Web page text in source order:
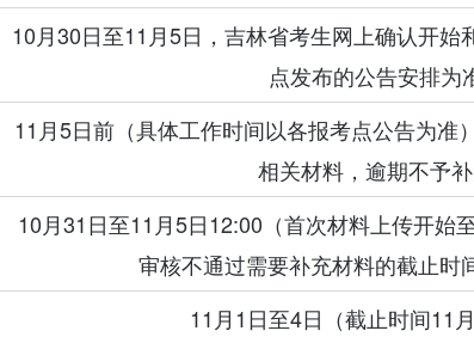
10月30日至11月5日，吉林省考生网上确认开始
点发布的公告安排为
11月5日前（具体工作时间以各报考点公告为准
相关材料，逾期不予补
10月31日至11月5日12:00（首次材料上传开始
审核不通过需要补充材料的截止时
11月1日至4日（截止时间11